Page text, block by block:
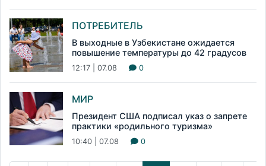
ПОТРЕБИТЕЛЬ
В выходные в Узбекистане ожидается
повышение температуры до 42 градусов
12:17 | 07.08 0
МИР
Президент США подписал указ о запрете
практики «родильного туризма»
10:40 | 07.08 0